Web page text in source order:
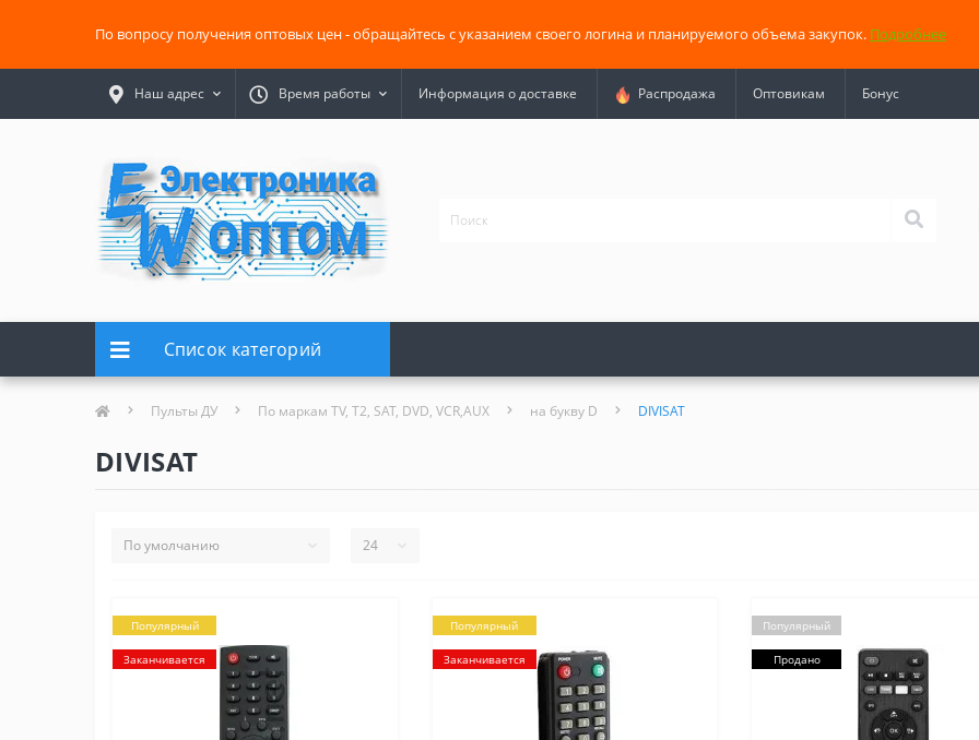
По вопросу получения оптовых цен - обращайтесь с указанием своего логина и планируемого объема закупок. Подробнее
Наш адрес Время работы Информация о доставке Распродажа Оптовикам Бонус
Список категорий
Пульты ДУ По маркам TV, T2, SAT, DVD, VCR,AUX на букву D DIVISAT
DIVISAT
Популярный
Заканчивается
Популярный
Заканчивается
Популярный
Продано